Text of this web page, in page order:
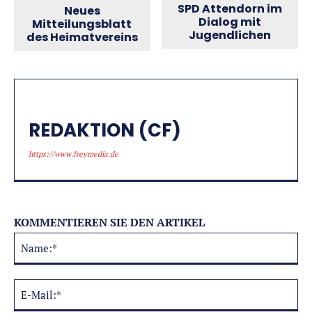
Neues
Mitteilungsblatt
des Heimatvereins
SPD Attendorn im
Dialog mit
Jugendlichen
REDAKTION (CF)
https://www.freymedia.de
KOMMENTIEREN SIE DEN ARTIKEL